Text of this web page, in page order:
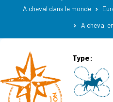
A cheval dans le monde
A cheval
Type